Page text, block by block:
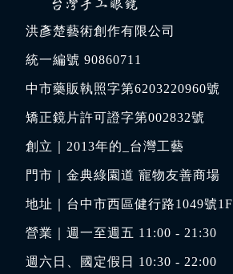
洪彥楚藝術創作有限公司
統一編號 90860711
中市藥販執照字第6203220960號
矯正鏡片許可證字第002832號
創立｜2013年的_台灣工藝
門市｜金典綠園道 寵物友善商場
地址｜ 台中市西區健行路1049號1F
營業｜週一至週五 11:00 - 21:30
週六日、國定假日 10:30 - 22:00